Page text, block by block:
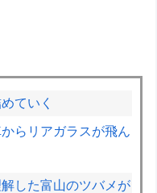
ていく
らリアガラスが飛ん
した富山のツバメが